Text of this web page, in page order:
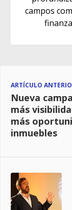
campos
ARTÍCULO
Nueva
más
más
inmuebles